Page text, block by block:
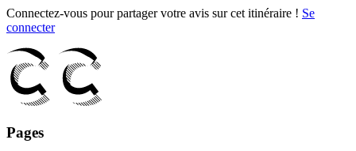
Connectez-vous pour partager votre avis sur cet itinéraire ! Se
connecter
Pages